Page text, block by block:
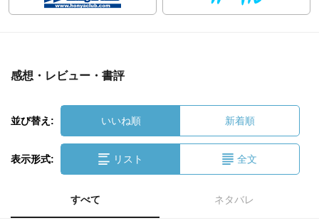
感想・レビュー・書評
並び替え: いいね順 新着順
表示形式: リスト 全文
すべて ネタバレ